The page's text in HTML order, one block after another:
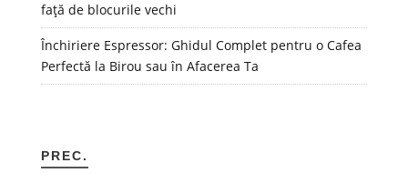
față de blocurile vechi
Închiriere Espressor: Ghidul Complet pentru o Cafea
Perfectă la Birou sau în Afacerea Ta
PREC.